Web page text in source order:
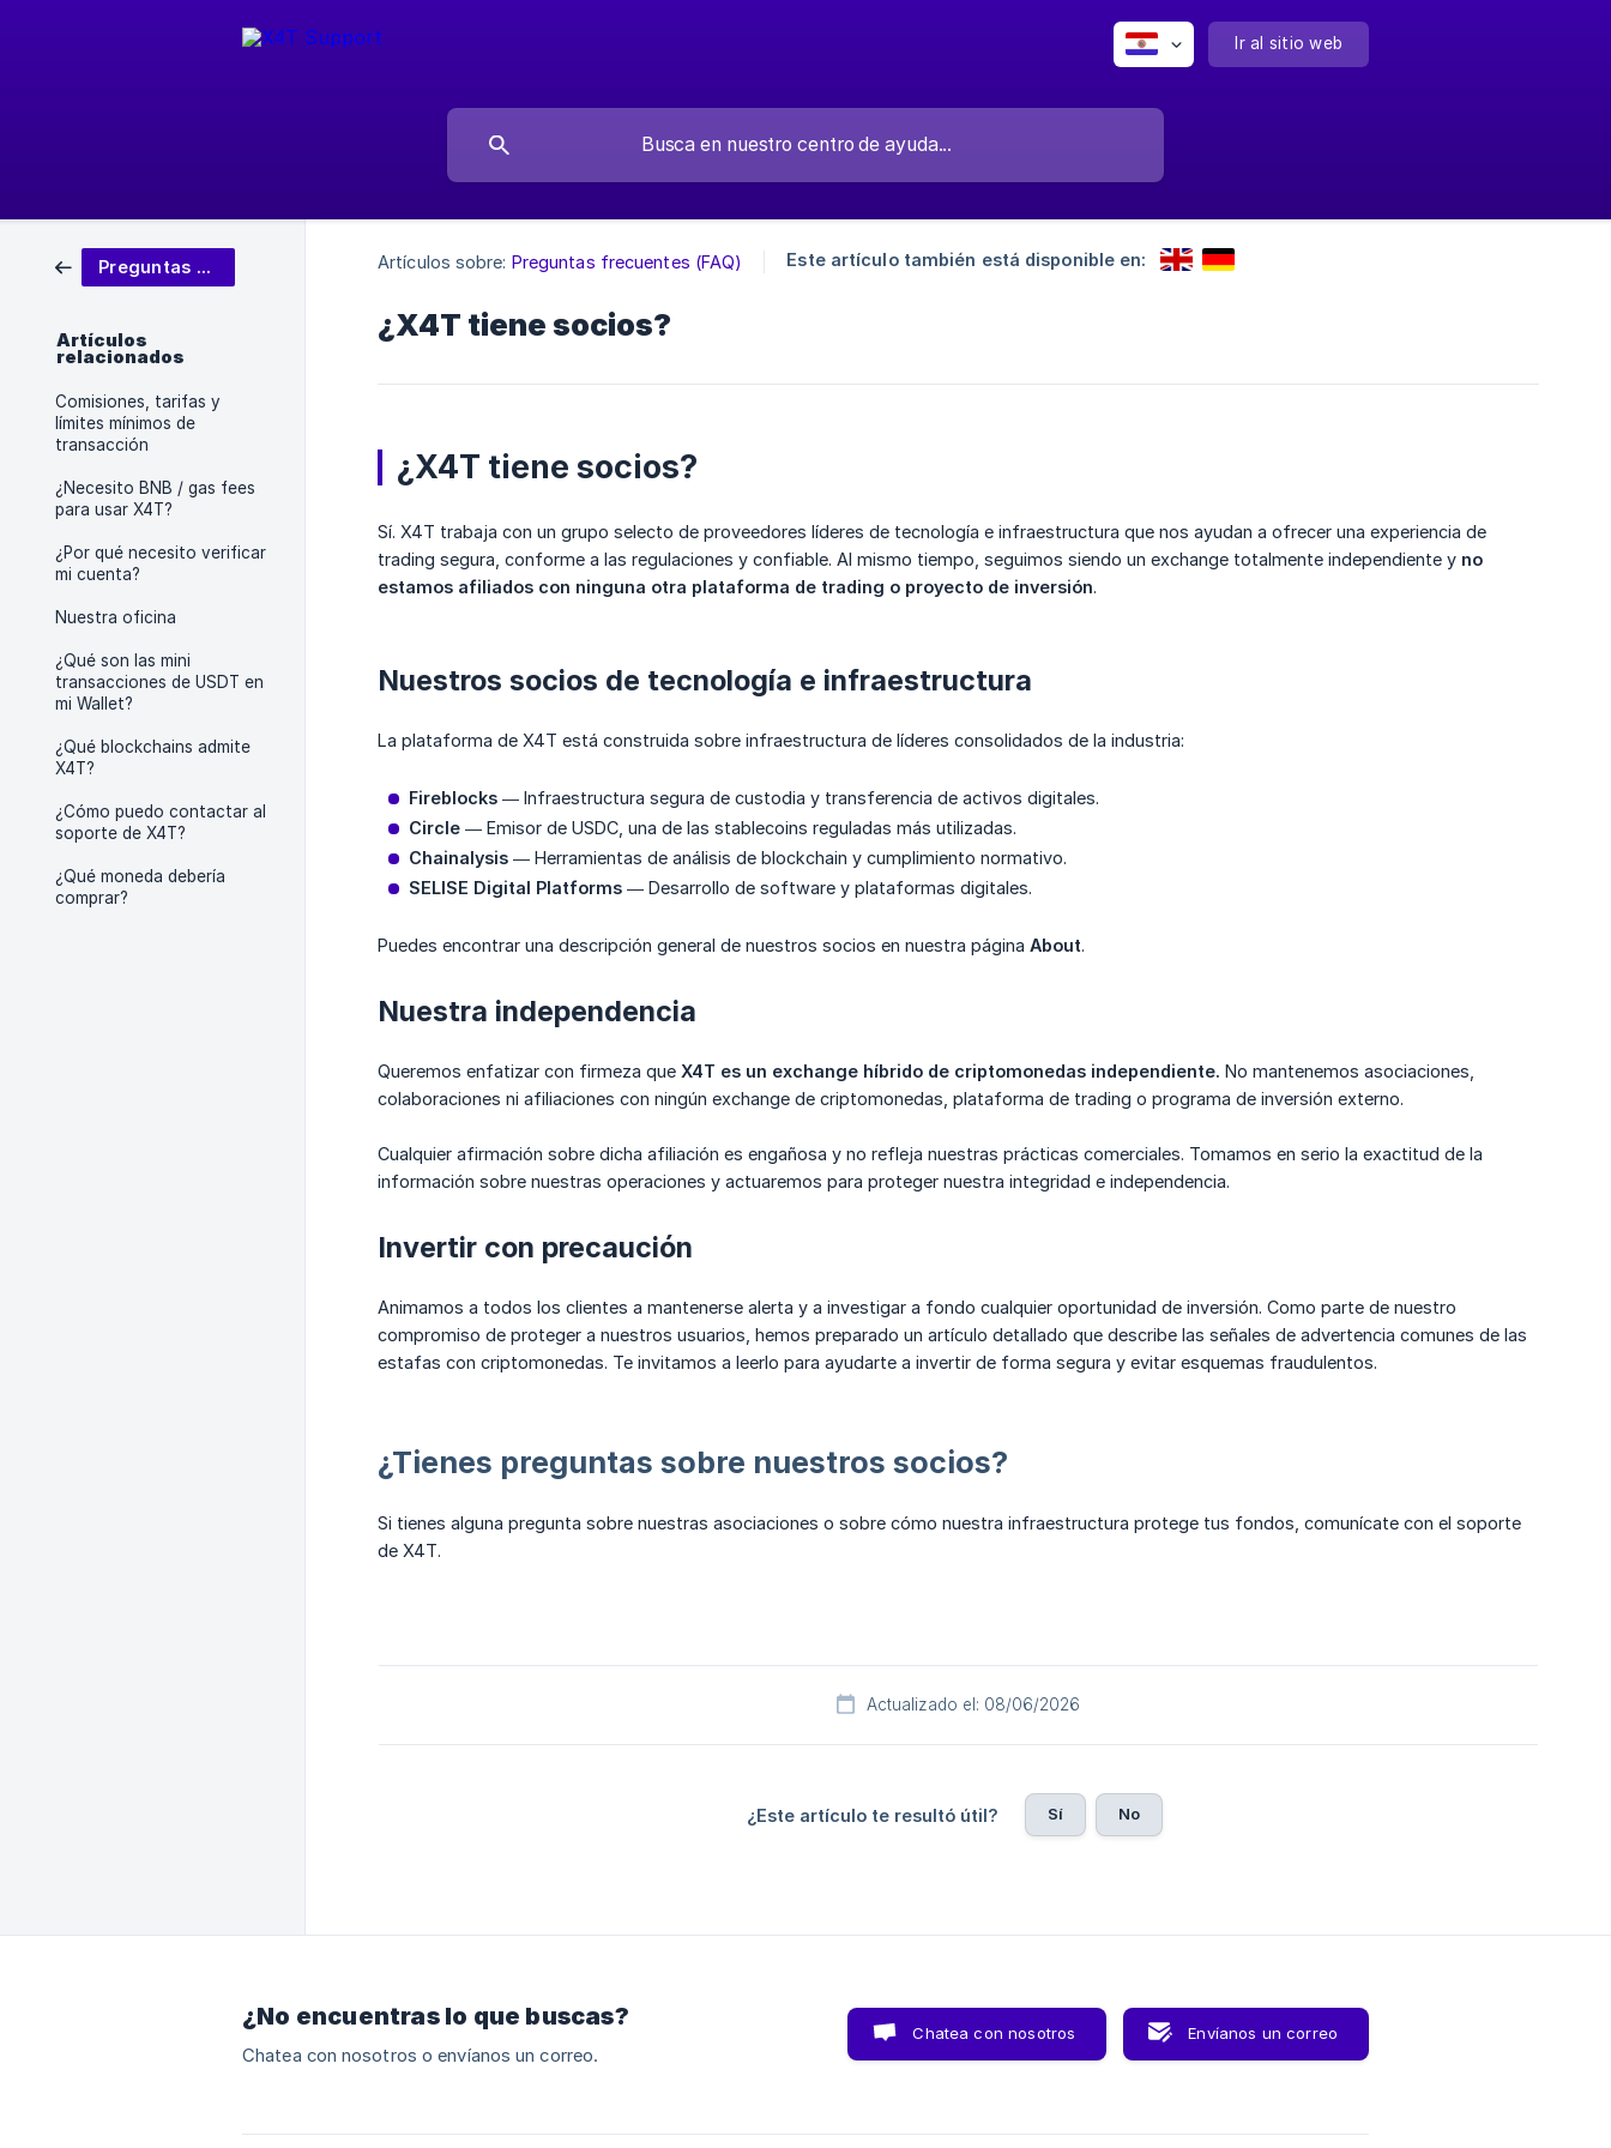
Ir al sitio web
Preguntas frecuentes (FAQ)
Artículos
relacionados
Comisiones, tarifas y
límites mínimos de
transacción
¿Necesito BNB / gas fees
para usar X4T?
¿Por qué necesito verificar
mi cuenta?
Nuestra oficina
¿Qué son las mini
transacciones de USDT en
mi Wallet?
¿Qué blockchains admite
X4T?
¿Cómo puedo contactar al
soporte de X4T?
¿Qué moneda debería
comprar?
Artículos sobre: Preguntas frecuentes (FAQ) Este artículo también está disponible en:
¿X4T tiene socios?
¿X4T tiene socios?
Sí. X4T trabaja con un grupo selecto de proveedores líderes de tecnología e infraestructura que nos ayudan a ofrecer una experiencia de
trading segura, conforme a las regulaciones y confiable. Al mismo tiempo, seguimos siendo un exchange totalmente independiente y no
estamos afiliados con ninguna otra plataforma de trading o proyecto de inversión.
Nuestros socios de tecnología e infraestructura
La plataforma de X4T está construida sobre infraestructura de líderes consolidados de la industria:
Fireblocks — Infraestructura segura de custodia y transferencia de activos digitales.
Circle — Emisor de USDC, una de las stablecoins reguladas más utilizadas.
Chainalysis — Herramientas de análisis de blockchain y cumplimiento normativo.
SELISE Digital Platforms — Desarrollo de software y plataformas digitales.
Puedes encontrar una descripción general de nuestros socios en nuestra página About.
Nuestra independencia
Queremos enfatizar con firmeza que X4T es un exchange híbrido de criptomonedas independiente. No mantenemos asociaciones,
colaboraciones ni afiliaciones con ningún exchange de criptomonedas, plataforma de trading o programa de inversión externo.
Cualquier afirmación sobre dicha afiliación es engañosa y no refleja nuestras prácticas comerciales. Tomamos en serio la exactitud de la
información sobre nuestras operaciones y actuaremos para proteger nuestra integridad e independencia.
Invertir con precaución
Animamos a todos los clientes a mantenerse alerta y a investigar a fondo cualquier oportunidad de inversión. Como parte de nuestro
compromiso de proteger a nuestros usuarios, hemos preparado un artículo detallado que describe las señales de advertencia comunes de las
estafas con criptomonedas. Te invitamos a leerlo para ayudarte a invertir de forma segura y evitar esquemas fraudulentos.
¿Tienes preguntas sobre nuestros socios?
Si tienes alguna pregunta sobre nuestras asociaciones o sobre cómo nuestra infraestructura protege tus fondos, comunícate con el soporte
de X4T.
Actualizado el: 08/06/2026
¿Este artículo te resultó útil? Sí No
¿No encuentras lo que buscas?
Chatea con nosotros o envíanos un correo.
Chatea con nosotros Envíanos un correo